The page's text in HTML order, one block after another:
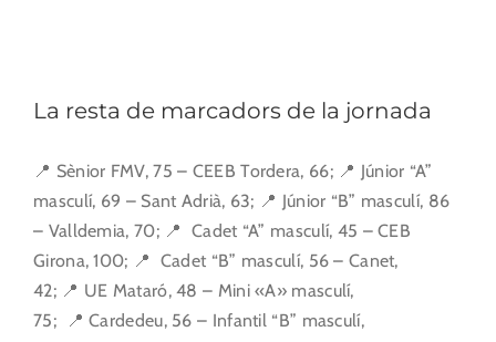
La resta de marcadors de la jornada
📍 Sènior FMV, 75 – CEEB Tordera, 66; 📍 Júnior “A”
masculí, 69 – Sant Adrià, 63; 📍 Júnior “B” masculí, 86
– Valldemia, 70; 📍 Cadet “A” masculí, 45 – CEB
Girona, 100; 📍 Cadet “B” masculí, 56 – Canet,
42; 📍 UE Mataró, 48 – Mini «A» masculí,
75; 📍 Cardedeu, 56 – Infantil “B” masculí,